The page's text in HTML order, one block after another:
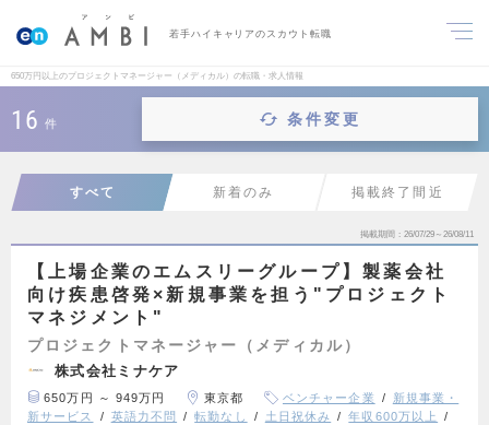
若手ハイキャリアのスカウト転職
650万円以上のプロジェクトマネージャー（メディカル）の転職・求人情報
16 件 条件変更
すべて 新着のみ 掲載終了間近
掲載期間 26/07/29～26/08/11
【上場企業のエムスリーグループ】製薬会社
向け疾患啓発×新規事業を担う"プロジェクト
マネジメント"
プロジェクトマネージャー（メディカル）
株式会社ミナケア
650万円 ～ 949万円 東京都 ベンチャー企業
新規事業・
新サービス
英語力不問 転勤なし 土日祝休み
年収600万以上